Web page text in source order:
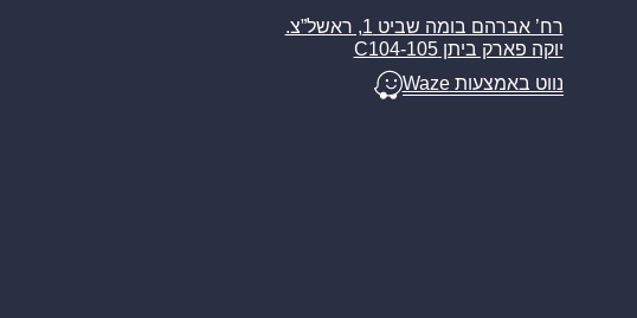
רח’ אברהם בומה שביט 1, ראשל”צ.
יוקה פארק ביתן C104-105
נווט באמצעות Waze